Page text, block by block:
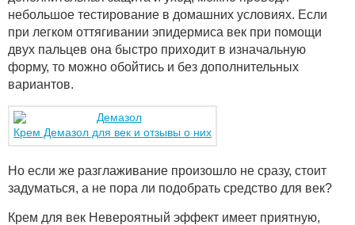
небольшое тестирование в домашних условиях. Если
при легком оттягивании эпидермиса век при помощи
двух пальцев она быстро приходит в изначальную
форму, то можно обойтись и без дополнительных
вариантов.
Крем Демазол для век и отзывы о них
Но если же разглаживание произошло не сразу, стоит
задуматься, а не пора ли подобрать средство для век?
Крем для век Невероятный эффект имеет приятную,